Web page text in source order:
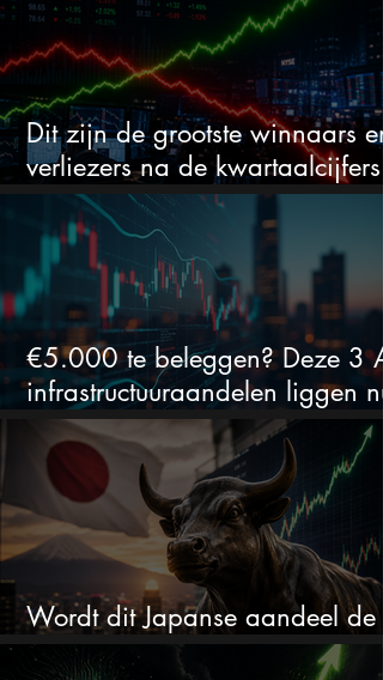
Dit zijn de grootste winnaars en
verliezers na de kwartaalcijfers
(2 springen eruit)
€5.000 te beleggen? Deze 3
infrastructuuraandelen liggen nu
in de uitverkoop
Wordt dit Japanse aandeel de
comeback kid van 2026?